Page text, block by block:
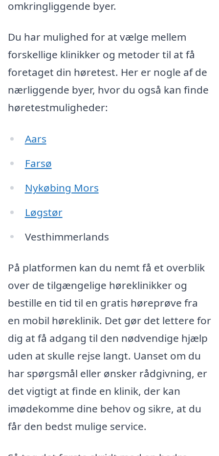
omkringliggende byer.
Du har mulighed for at vælge mellem
forskellige klinikker og metoder til at få
foretaget din høretest. Her er nogle af de
nærliggende byer, hvor du også kan finde
høretestmuligheder:
Aars
Farsø
Nykøbing Mors
Løgstør
Vesthimmerlands
På platformen kan du nemt få et overblik
over de tilgængelige høreklinikker og
bestille en tid til en gratis høreprøve fra
en mobil høreklinik. Det gør det lettere for
dig at få adgang til den nødvendige hjælp
uden at skulle rejse langt. Uanset om du
har spørgsmål eller ønsker rådgivning, er
det vigtigt at finde en klinik, der kan
imødekomme dine behov og sikre, at du
får den bedst mulige service.